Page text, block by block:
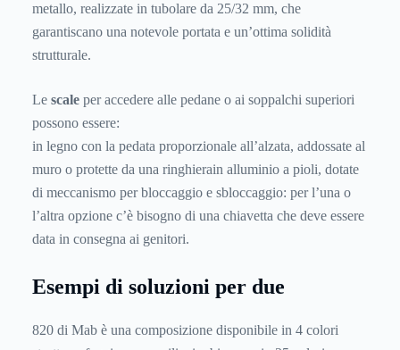
metallo, realizzate in tubolare da 25/32 mm, che
garantiscano una notevole portata e un’ottima solidità
strutturale.
Le scale per accedere alle pedane o ai soppalchi superiori
possono essere:
in legno con la pedata proporzionale all’alzata, addossate al
muro o protette da una ringhierain alluminio a pioli, dotate
di meccanismo per bloccaggio e sbloccaggio: per l’una o
l’altra opzione c’è bisogno di una chiavetta che deve essere
data in consegna ai genitori.
Esempi di soluzioni per due
820 di Mab è una composizione disponibile in 4 colori